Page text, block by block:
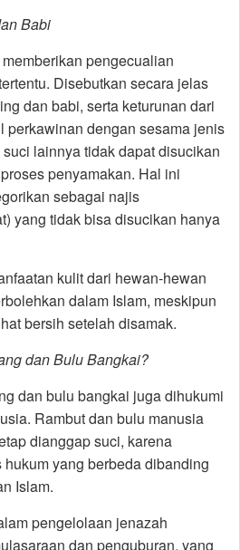
Babi
pengecualian
Disebutkan secara jelas
dan babi, serta keturunan dari
perkawinan dengan sesama jenis
lainnya tidak dapat disucikan
penyamakan. Hal ini
sebagai najis
yang tidak bisa disucikan hanya
kulit dari hewan-hewan
dalam Islam, meskipun
bersih setelah disamak.
dan Bulu Bangkai?
dan bulu bangkai juga dihukumi
Rambut dan bulu manusia
dianggap suci, karena
yang berbeda dibanding
Islam.
pengelolaan jenazah
dan penguburan, yang